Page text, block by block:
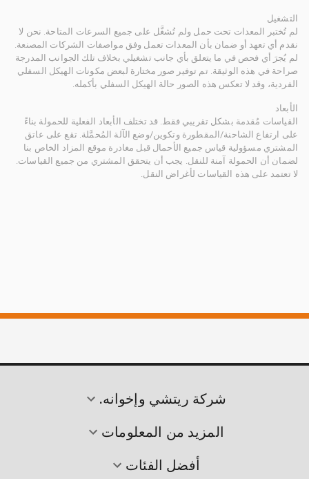
التشغيل
لم تُختبر المعدات تحت حمل ولم تُشغَّل على جميع السرعات المتاحة. نحن لا
نقدم أي تعهد أو ضمان بأن المعدات تعمل وفق مواصفات الشركات المصنعة.
لم يُجرَ أي فحص في ما يتعلق بأي جانب تشغيلي بخلاف تلك الجوانب المدرجة
صراحة في هذه الوثيقة. تم توفير صور مختارة لبعض مكونات الهيكل السفلي
الفردية، وقد لا تعكس هذه الصور حالة الهيكل السفلي بأكمله.
الأبعاد
القياسات مُقدمة بشكل تقريبي فقط. قد تختلف الأبعاد الفعلية للحمولة بناءً
على ارتفاع الشاحنة/المقطورة وتكوين/وضع الآلة المُحمَّلة. تقع على عاتق
المشتري مسؤولية قياس جميع الأحمال قبل مغادرة موقع المزاد الخاص بنا
لضمان أن الحمولة آمنة للنقل. يجب أن يتحقق المشتري من جميع القياسات.
لا تعتمد على هذه القياسات لأغراض النقل.
شركة ريتشي وإخوانه.
المزيد من المعلومات
أفضل الفئات